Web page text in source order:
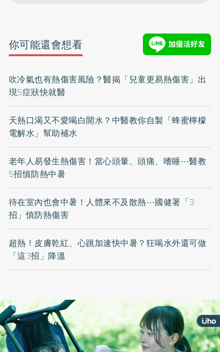
你可能還會想看
吹冷氣也有熱傷害風險？醫揭「兒童更易熱傷害」出
現5症狀快就醫
天熱口渴又不愛喝白開水？中醫教你自製「蜂蜜檸檬
電解水」幫助補水
老年人易發生熱傷害！當心頭暈、頭痛、嗜睡⋯醫教
5招慎防熱中暑
待在室內也會中暑！人體來不及散熱⋯國健署「3
招」慎防熱傷害
超熱！皮膚乾紅、心跳加速快中暑？狂喝水外還可做
「這3招」降溫